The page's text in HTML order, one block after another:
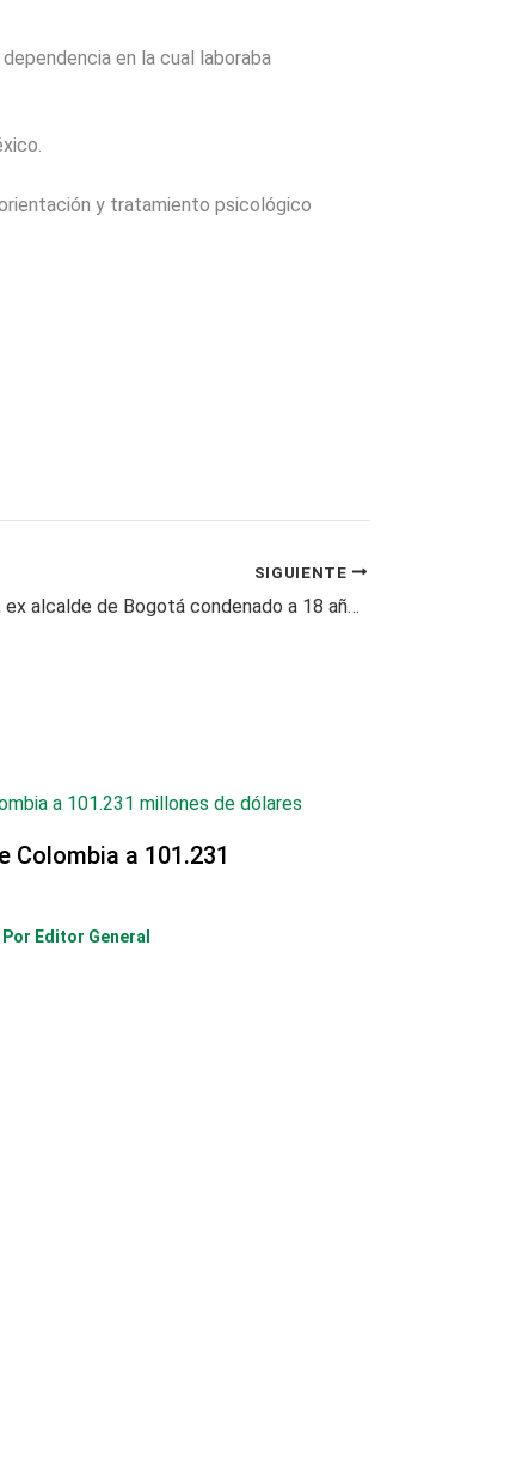
en la cual laboraba
y tratamiento psicológico
SIGUIENTE
Samuel Moreno, ex alcalde de Bogotá condenado a 18 años de cárcel
Colombia a 101.231
Editor General